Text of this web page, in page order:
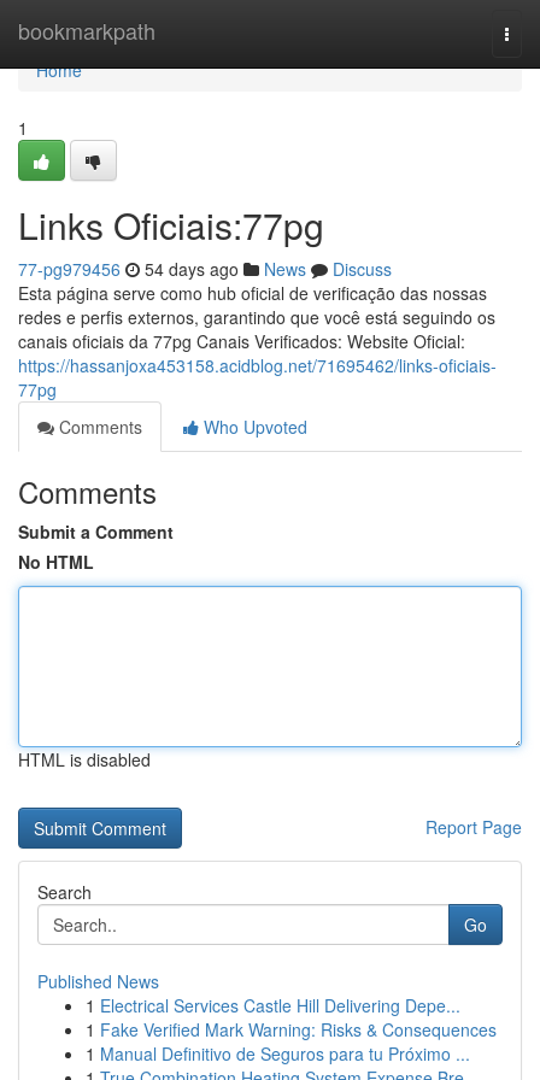
bookmarkpath
Home
Home
1
Links Oficiais:77pg
77-pg979456 54 days ago News
Discuss
Esta página serve como hub oficial de verificação das nossas
redes e perfis externos, garantindo que você está seguindo os
canais oficiais da 77pg Canais Verificados: Website Oficial:
https://hassanjoxa453158.acidblog.net/71695462/links-oficiais-
77pg
Comments
Who Upvoted
Comments
Submit a Comment
No HTML
HTML is disabled
Report Page
Search
Go
Published News
1 Electrical Services Castle Hill Delivering Depe...
1 Fake Verified Mark Warning: Risks & Consequences
1 Manual Definitivo de Seguros para tu Próximo ...